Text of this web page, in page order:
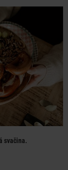
svačina.